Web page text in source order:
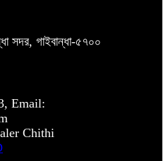
সদর, গাইবান্ধা-৫৭০০
Email:
Chithi